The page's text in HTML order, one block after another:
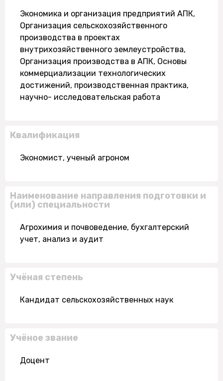
Экономика и организация предприятий АПК,
Организация сельскохозяйственного
производства в проектах
внутрихозяйственного землеустройства,
Организация производства в АПК, Основы
коммерциализации технологических
достижений, производственная практика,
научно- исследовательская работа
Квалификация
Экономист, ученый агроном
Наименование направления подготовки и
(или) специальности
Агрохимия и почвоведение, бухгалтерский
учет, анализ и аудит
Учёная степень
Кандидат сельскохозяйственных наук
Учёное звание
Доцент